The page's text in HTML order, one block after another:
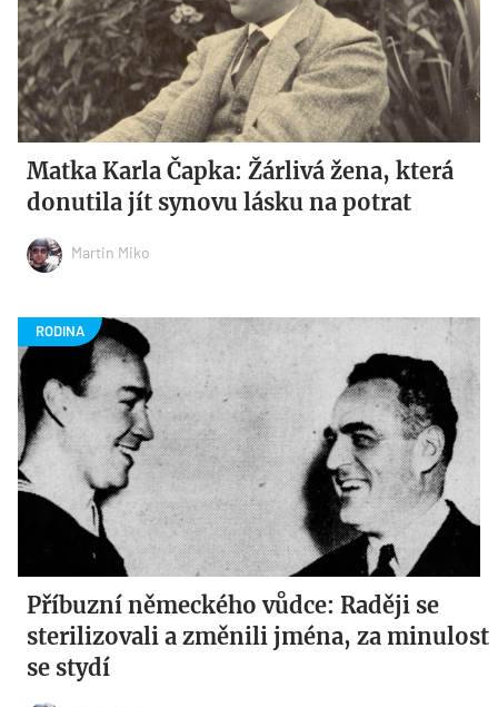
Matka Karla Čapka: Žárlivá žena, která
donutila jít synovu lásku na potrat
Martin Miko
Příbuzní německého vůdce: Raději se
sterilizovali a změnili jména, za minulost
se stydí